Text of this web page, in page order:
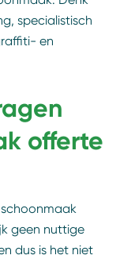
specialistisch
en
offerte
geen nuttige
dus is het niet